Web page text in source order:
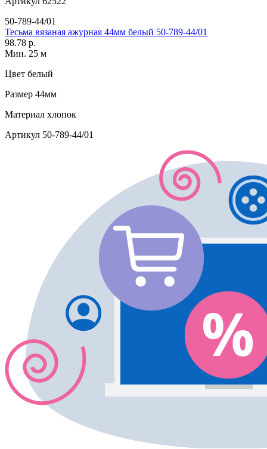
50-789-44/01
Тесьма вязаная ажурная 44мм белый 50-789-44/01
98.78 р.
Мин. 25 м
Цвет белый
Размер 44мм
Материал хлопок
Артикул 50-789-44/01